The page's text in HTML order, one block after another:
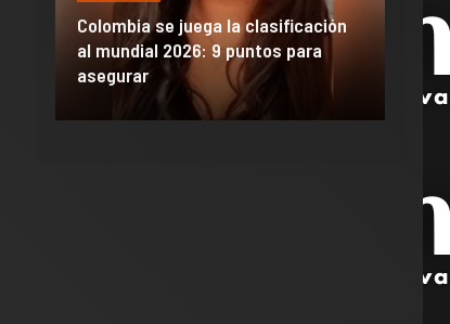
Colombia se juega la clasificación
al mundial 2026: 9 puntos para
asegurar
de